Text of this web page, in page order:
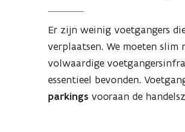
Er zijn weinig voetgangers
verplaatsen. We moeten
volwaardige
essentieel bevonden.
parkings vooraan de